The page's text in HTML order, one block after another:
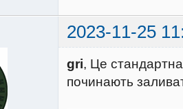
2023-11-25
gri, Це
починають